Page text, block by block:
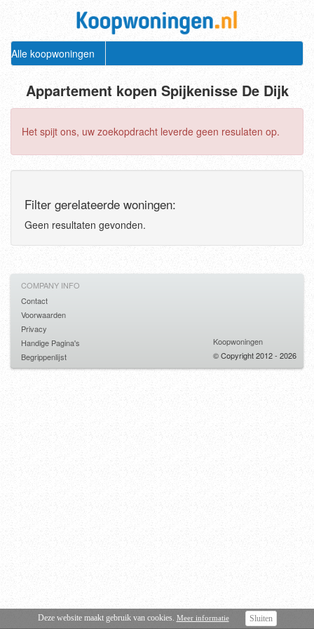
Alle koopwoningen
Appartement kopen Spijkenisse De Dijk
Het spijt ons, uw zoekopdracht leverde geen resulaten op.
Filter gerelateerde woningen:
Geen resultaten gevonden.
Deze website maakt gebruik van cookies. Meer informatie Sluiten
COMPANY INFO
Contact
Voorwaarden
Privacy
Handige Pagina's
Begrippenlijst
Koopwoningen
© Copyright 2012 - 2026